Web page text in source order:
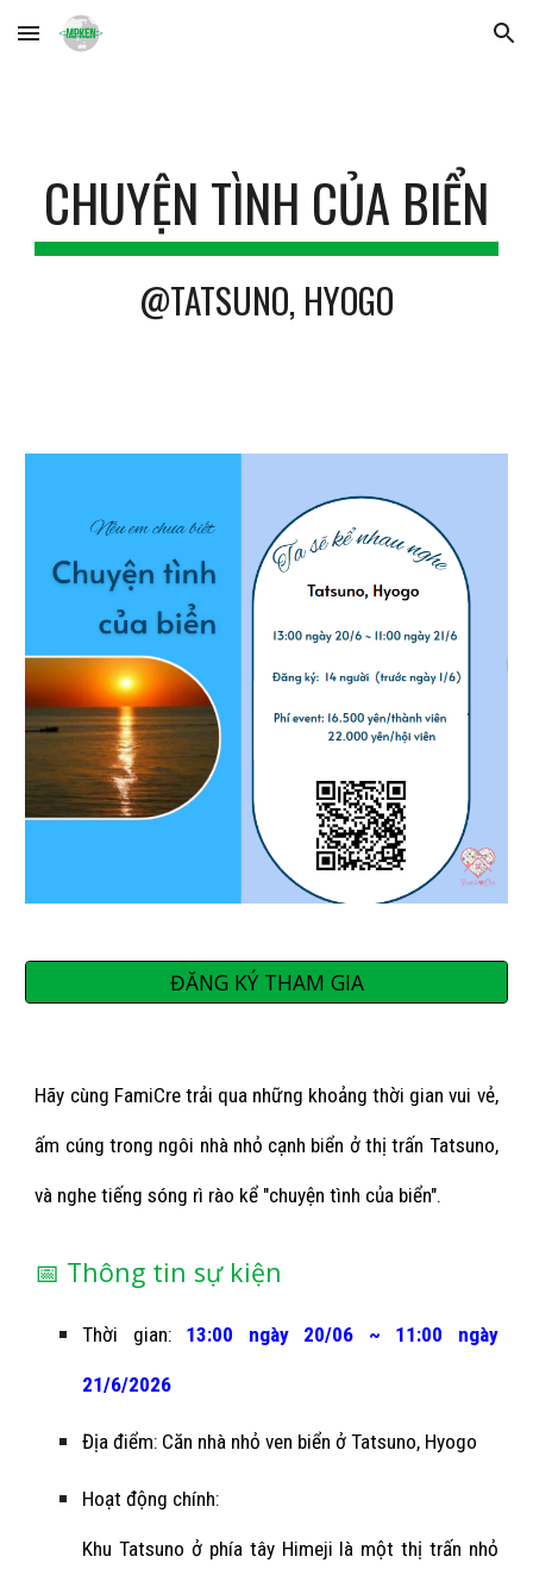
Skip to main content Skip to navigation
CHUYỆN TÌNH CỦA BIỂN
@TATSUNO, HYOGO
ĐĂNG KÝ THAM GIA
Hãy cùng FamiCre trải qua những khoảng thời gian vui vẻ,
ấm cúng trong ngôi nhà nhỏ cạnh biển ở thịtrấn Tatsuno,
và nghe tiếng sóng rì rào kể "chuyện tình của biển".
📅 Thông tin sự kiện
Thời gian: 13:00 ngày 20/06 ~ 11:00 ngày
21/6/2026
Địa điểm: Căn nhà nhỏ ven biển ở Tatsuno, Hyogo
Hoạt động chính:
Khu Tatsuno ở phía tây Himeji là một thị trấn nhỏ